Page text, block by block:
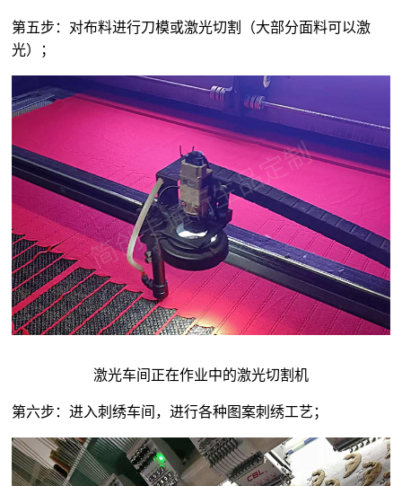
第五步：对布料进行刀模或激光切割（大部分面料可以激
光）；
激光车间正在作业中的激光切割机
第六步：进入刺绣车间，进行各种图案刺绣工艺；